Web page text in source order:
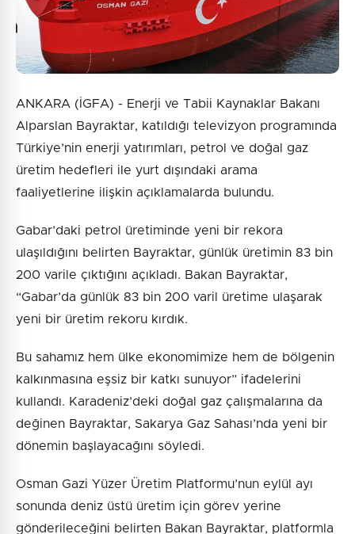
ANKARA (İGFA) - Enerji ve Tabii Kaynaklar Bakanı
Alparslan Bayraktar, katıldığı televizyon programında
Türkiye’nin enerji yatırımları, petrol ve doğal gaz
üretim hedefleri ile yurt dışındaki arama
faaliyetlerine ilişkin açıklamalarda bulundu.
Gabar’daki petrol üretiminde yeni bir rekora
ulaşıldığını belirten Bayraktar, günlük üretimin 83 bin
200 varile çıktığını açıkladı. Bakan Bayraktar,
“Gabar’da günlük 83 bin 200 varil üretime ulaşarak
yeni bir üretim rekoru kırdık.
Bu sahamız hem ülke ekonomimize hem de bölgenin
kalkınmasına eşsiz bir katkı sunuyor” ifadelerini
kullandı. Karadeniz’deki doğal gaz çalışmalarına da
değinen Bayraktar, Sakarya Gaz Sahası’nda yeni bir
dönemin başlayacağını söyledi.
Osman Gazi Yüzer Üretim Platformu’nun eylül ayı
sonunda deniz üstü üretim için görev yerine
gönderileceğini belirten Bakan Bayraktar, platformla